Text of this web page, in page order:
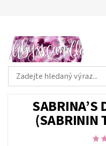
SABRINA’S
(SABRININ